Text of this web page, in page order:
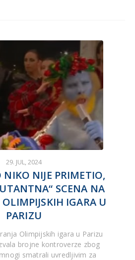
29. JUL, 2024
NIKO NIJE PRIMETIO,
SCENA NA
IGARA U
PARIZU
Olimpijskih igara u Parizu
brojne kontroverze zbog
smatrali uvredljivim za